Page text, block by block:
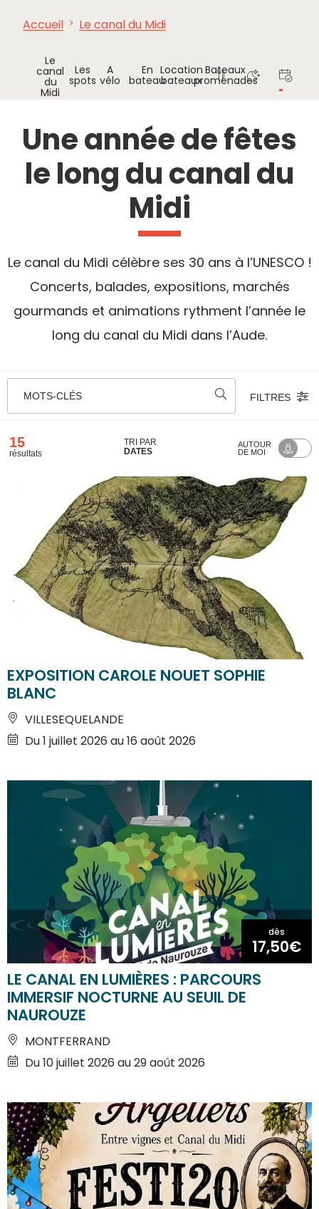
Accueil Le canal du Midi
Le
canal
du
Midi
Les
spots
A
vélo
En
bateau
Location
bateaux
Bateaux
promenades
Une année de fêtes
le long du canal du
Midi
Le canal du Midi célèbre ses 30 ans à l’UNESCO !
Concerts, balades, expositions, marchés
gourmands et animations rythment l’année le
long du canal du Midi dans l’Aude.
MOTS-CLÉS FILTRES
15
résultats
TRI PAR
DATES
AUTOUR
DE MOI
EXPOSITION CAROLE NOUET SOPHIE
BLANC
VILLESEQUELANDE
Du 1 juillet 2026 au 16 août 2026
dès
17,50€
LE CANAL EN LUMIÈRES : PARCOURS
IMMERSIF NOCTURNE AU SEUIL DE
NAUROUZE
MONTFERRAND
Du 10 juillet 2026 au 29 août 2026